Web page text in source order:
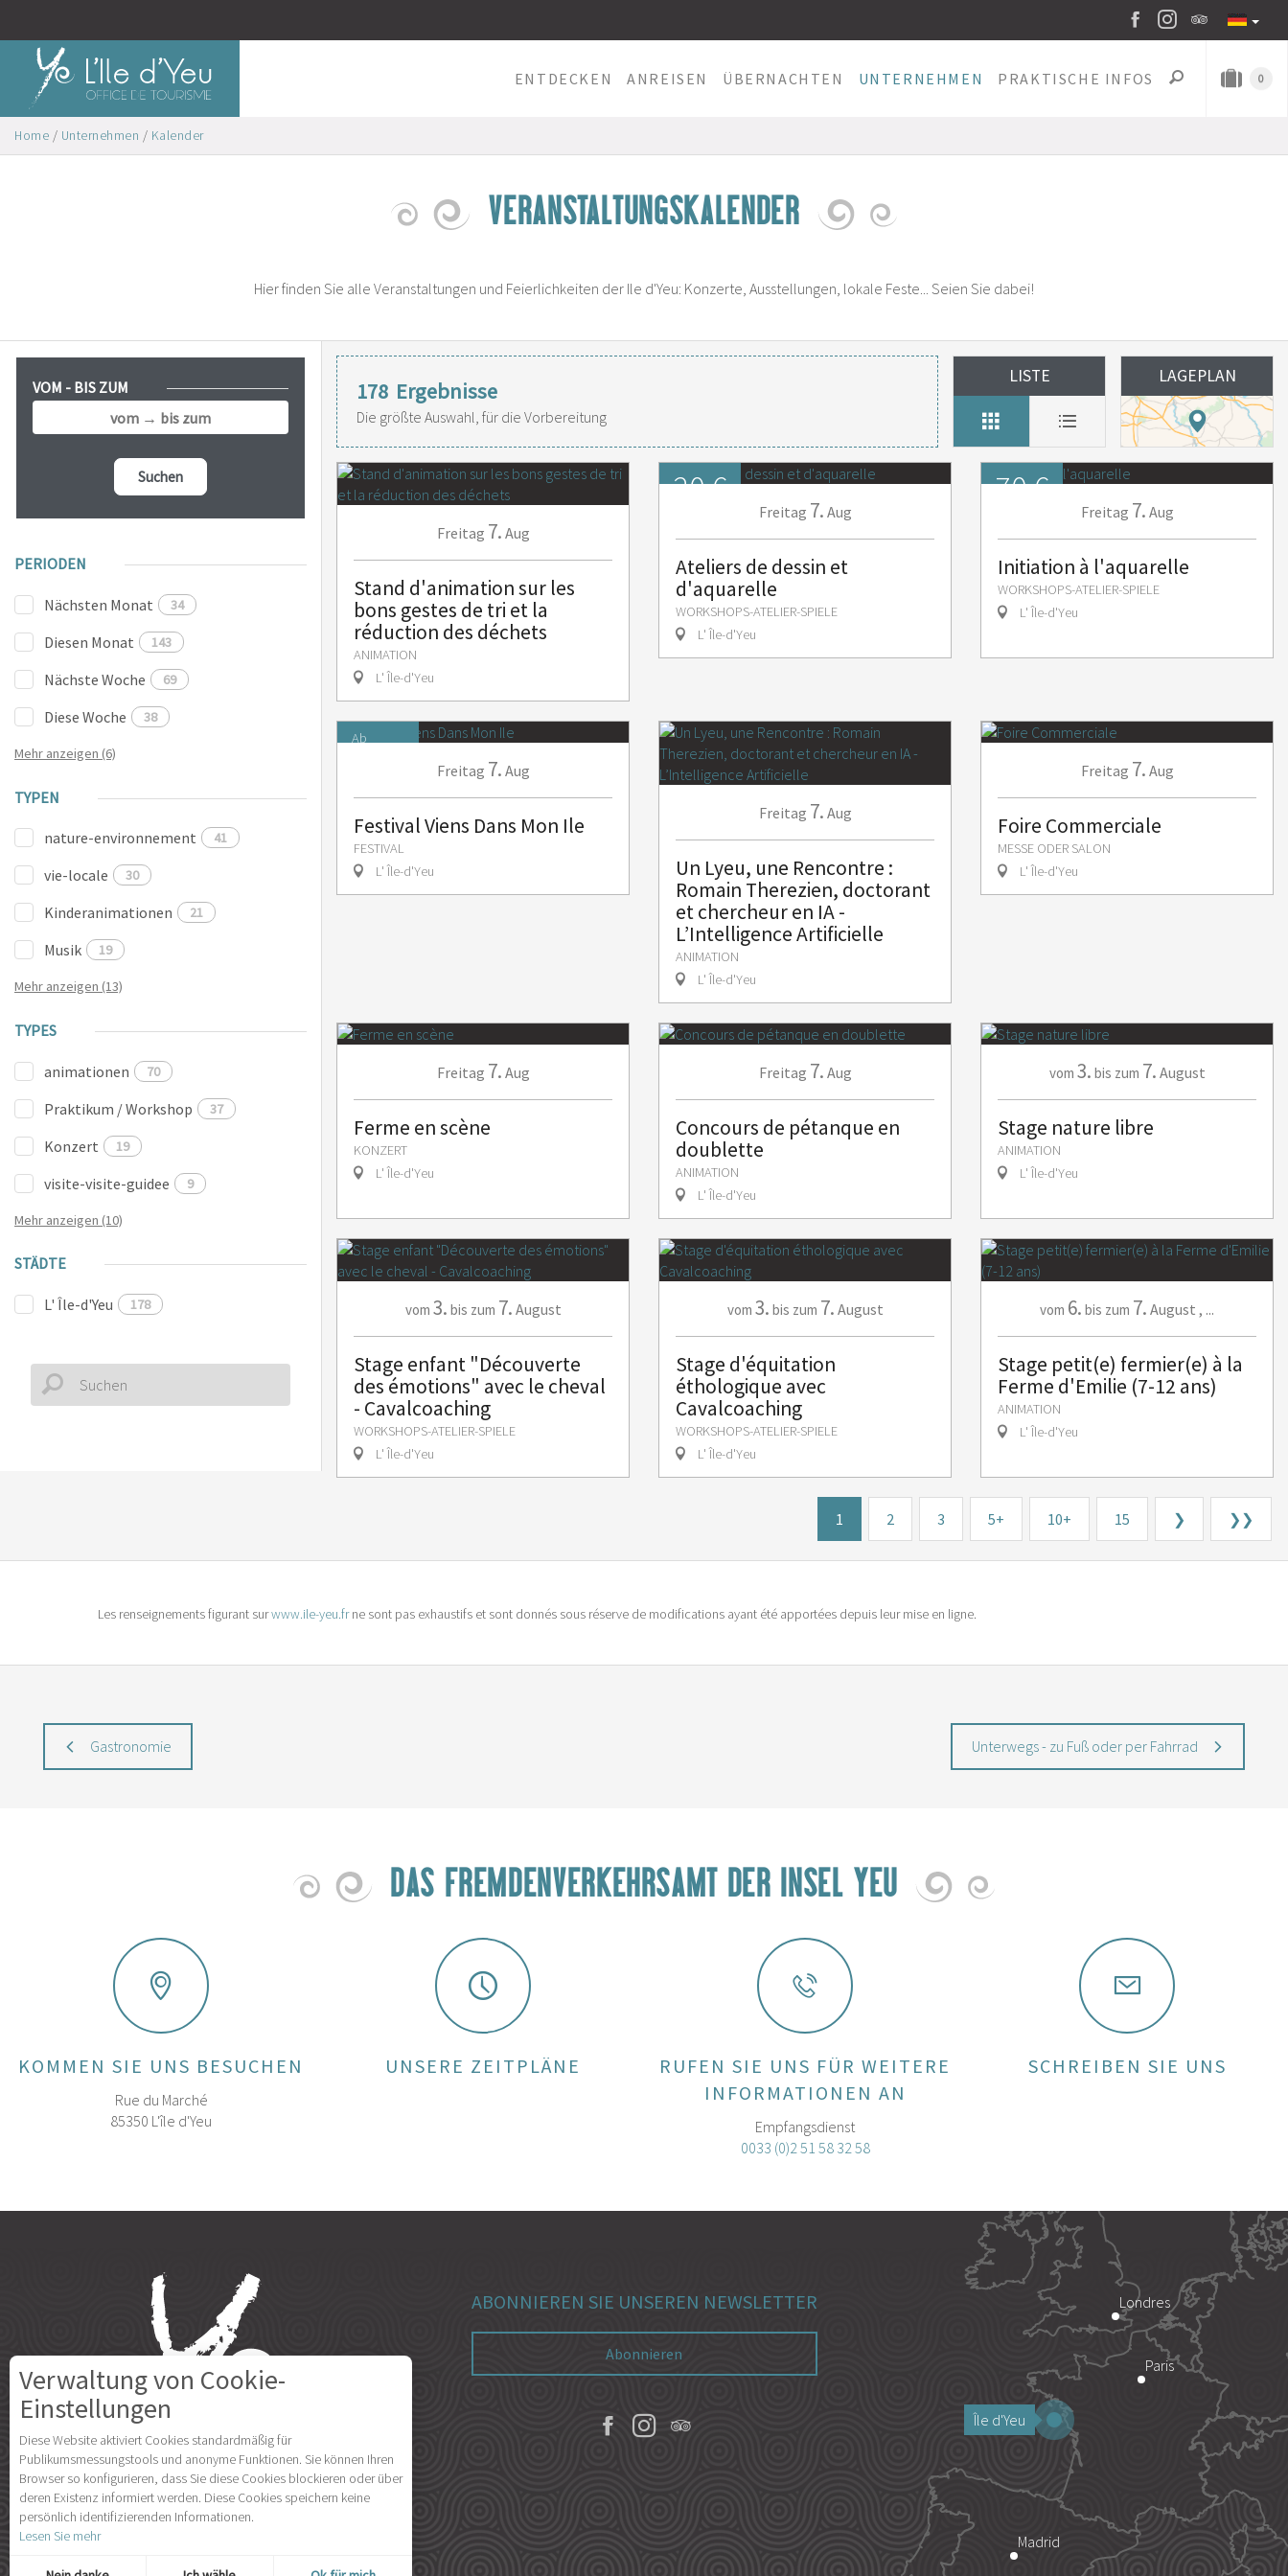
ENTDECKEN ANREISEN ÜBERNACHTEN UNTERNEHMEN PRAKTISCHE INFOS 0
Home / Unternehmen / Kalender
VERANSTALTUNGSKALENDER
Hier finden Sie alle Veranstaltungen und Feierlichkeiten der Ile d'Yeu: Konzerte, Ausstellungen, lokale Feste... Seien Sie dabei!
VOM - BIS ZUM
Suchen
PERIODEN
Nächsten Monat 34
Diesen Monat 143
Nächste Woche 69
Diese Woche 38
Mehr anzeigen (6)
TYPEN
nature-environnement 41
vie-locale 30
Kinderanimationen 21
Musik 19
Mehr anzeigen (13)
TYPES
animationen 70
Praktikum / Workshop 37
Konzert 19
visite-visite-guidee 9
Mehr anzeigen (10)
STÄDTE
L' Île-d'Yeu 178
178 Ergebnisse
Die größte Auswahl, für die Vorbereitung
LISTE LAGEPLAN
Freitag 7. Aug
Stand d'animation sur les
bons gestes de tri et la
réduction des déchets
ANIMATION
L' Île-d'Yeu
20 €
Freitag 7. Aug
Ateliers de dessin et
d'aquarelle
WORKSHOPS-ATELIER-SPIELE
L' Île-d'Yeu
70 €
Freitag 7. Aug
Initiation à l'aquarelle
WORKSHOPS-ATELIER-SPIELE
L' Île-d'Yeu
Ab
Freitag 7. Aug
Festival Viens Dans Mon Ile
FESTIVAL
L' Île-d'Yeu
Freitag 7. Aug
Un Lyeu, une Rencontre :
Romain Therezien, doctorant
et chercheur en IA -
L’Intelligence Artificielle
ANIMATION
L' Île-d'Yeu
Freitag 7. Aug
Foire Commerciale
MESSE ODER SALON
L' Île-d'Yeu
Freitag 7. Aug
Ferme en scène
KONZERT
L' Île-d'Yeu
Freitag 7. Aug
Concours de pétanque en
doublette
ANIMATION
L' Île-d'Yeu
vom 3. bis zum 7. August
Stage nature libre
ANIMATION
L' Île-d'Yeu
vom 3. bis zum 7. August
Stage enfant "Découverte
des émotions" avec le cheval
- Cavalcoaching
WORKSHOPS-ATELIER-SPIELE
L' Île-d'Yeu
vom 3. bis zum 7. August
Stage d'équitation
éthologique avec
Cavalcoaching
WORKSHOPS-ATELIER-SPIELE
L' Île-d'Yeu
vom 6. bis zum 7. August , ...
Stage petit(e) fermier(e) à la
Ferme d'Emilie (7-12 ans)
ANIMATION
L' Île-d'Yeu
1 2 3 5+ 10+ 15 ❯ ❯❯
Les renseignements figurant surwww.ile-yeu.frne sont pas exhaustifs et sont donnés sous réserve de modifications ayant été apportées depuis leur mise en ligne.
Gastronomie Unterwegs - zu Fuß oder per Fahrrad
DAS FREMDENVERKEHRSAMT DER INSEL YEU
KOMMEN SIE UNS BESUCHEN
Rue du Marché
85350 L'île d'Yeu
UNSERE ZEITPLÄNE
RUFEN SIE UNS FÜR WEITERE
INFORMATIONEN AN
Empfangsdienst
0033 (0)2 51 58 32 58
SCHREIBEN SIE UNS
ABONNIEREN SIE UNSEREN NEWSLETTER
Abonnieren
Londres
Paris
Madrid
Île d'Yeu
Verwaltung von Cookie-
Einstellungen
Diese Website aktiviert Cookies standardmäßig für
Publikumsmessungstools und anonyme Funktionen. Sie können Ihren
Browser so konfigurieren, dass Sie diese Cookies blockieren oder über
deren Existenz informiert werden. Diese Cookies speichern keine
persönlich identifizierenden Informationen.
Lesen Sie mehr